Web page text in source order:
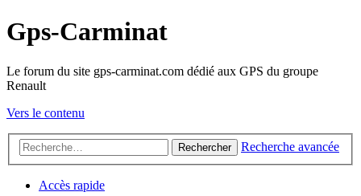
Gps-Carminat
Le forum du site gps-carminat.com dédié aux GPS du groupe
Renault
Vers le contenu
Rechercher Recherche avancée
Accès rapide